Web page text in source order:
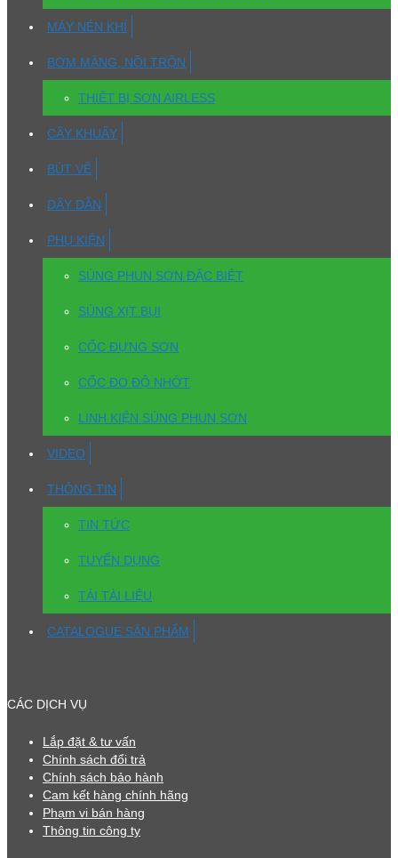
MÁY NÉN KHÍ
BƠM MÀNG, NỒI TRỘN
THIẾT BỊ SƠN AIRLESS
CÂY KHUẤY
BÚT VẼ
DÂY DẪN
PHỤ KIỆN
SÚNG PHUN SƠN ĐẶC BIỆT
SÚNG XỊT BỤI
CỐC ĐỰNG SƠN
CỐC ĐO ĐỘ NHỚT
LINH KIỆN SÚNG PHUN SƠN
VIDEO
THÔNG TIN
TIN TỨC
TUYỂN DỤNG
TẢI TÀI LIỆU
CATALOGUE SẢN PHẨM
CÁC DỊCH VỤ
Lắp đặt & tư vấn
Chính sách đổi trả
Chính sách bảo hành
Cam kết hàng chính hãng
Phạm vi bán hàng
Thông tin công ty